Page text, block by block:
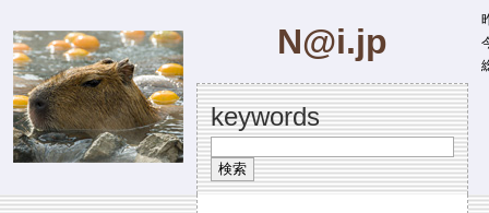
N@i.jp
keywords